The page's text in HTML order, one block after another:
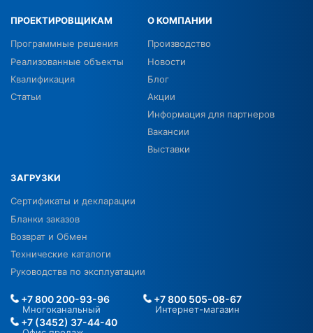
ПРОЕКТИРОВЩИКАМ
Программные решения
Реализованные объекты
Квалификация
Статьи
О КОМПАНИИ
Производство
Новости
Блог
Акции
Информация для партнеров
Вакансии
Выставки
ЗАГРУЗКИ
Сертификаты и декларации
Бланки заказов
Возврат и Обмен
Технические каталоги
Руководства по эксплуатации
+7 800 200-93-96
Многоканальный
+7 800 505-08-67
Интернет-магазин
+7 (3452) 37-44-40